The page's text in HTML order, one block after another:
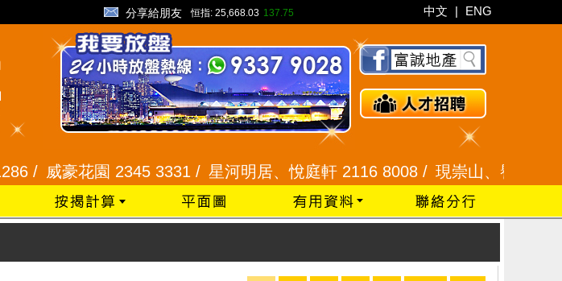
分享給朋友 恒指: 25,668.03 137.75 中文 | ENG
威豪花園 2345 3331 /星河明居、悅庭軒 2116 8008 /現崇山、譽港灣 2345